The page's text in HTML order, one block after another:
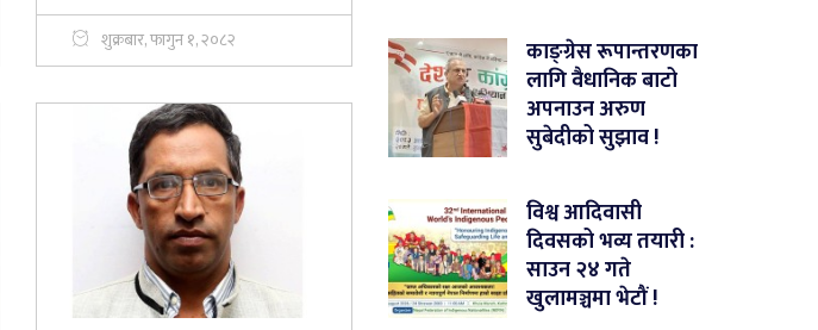
शुक्रबार, फागुन १, २०८२
काङ्ग्रेस रूपान्तरणका
लागि वैधानिक बाटो
अपनाउन अरुण
सुबेदीको सुझाव !
विश्व आदिवासी
दिवसको भव्य तयारी :
साउन २४ गते
खुलामञ्चमा भेटौं !